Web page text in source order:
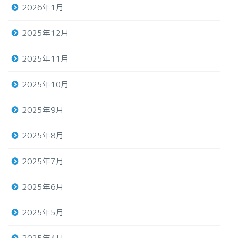
2026年1月
2025年12月
2025年11月
2025年10月
2025年9月
2025年8月
2025年7月
2025年6月
2025年5月